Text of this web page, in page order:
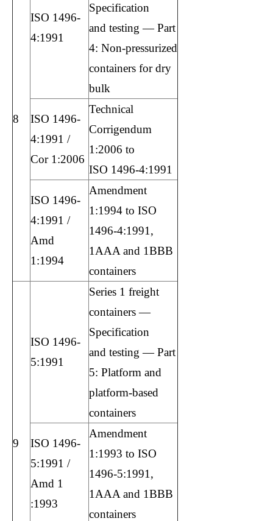
8
ISO 1496-
4:1991
Specification
and testing — Part
4: Non-pressurized
containers for dry
bulk
ISO 1496-
4:1991 /
Cor 1:2006
Technical
Corrigendum
1:2006 to
ISO 1496-4:1991
ISO 1496-
4:1991 /
Amd
1:1994
Amendment
1:1994 to ISO
1496-4:1991,
1AAA and 1BBB
containers
9
ISO 1496-
5:1991
Series 1 freight
containers —
Specification
and testing — Part
5: Platform and
platform-based
containers
ISO 1496-
5:1991 /
Amd 1
:1993
Amendment
1:1993 to ISO
1496-5:1991,
1AAA and 1BBB
containers